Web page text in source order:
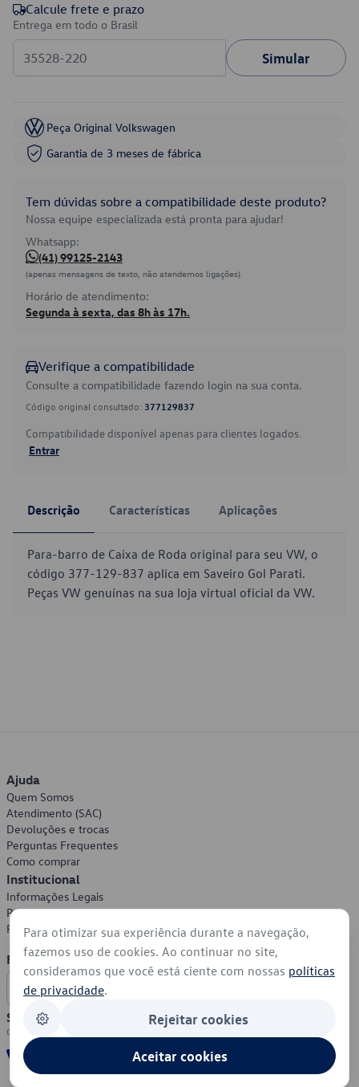
Calcule frete e prazo
Entrega em todo o Brasil
Simular
Peça Original Volkswagen
Garantia de 3 meses de fábrica
Tem dúvidas sobre a compatibilidade deste produto?
Nossa equipe especializada está pronta para ajudar!
Whatsapp:
(41) 99125-2143
(apenas mensagens de texto, não atendemos ligações)
Horário de atendimento:
Segunda à sexta, das 8h às 17h.
Verifique a compatibilidade
Consulte a compatibilidade fazendo login na sua conta.
Código original consultado: 377129837
Compatibilidade disponível apenas para clientes logados.
Entrar
Descrição Características Aplicações
Para-barro de Caixa de Roda original para seu VW, o
código 377-129-837 aplica em Saveiro Gol Parati.
Peças VW genuínas na sua loja virtual oficial da VW.
Ajuda
Quem Somos
Atendimento (SAC)
Devoluções e trocas
Perguntas Frequentes
Como comprar
Institucional
Informações Legais
Política de Privacidade
Política de Cookies
Formas de Pagamento
Segurança
Para otimizar sua experiência durante a navegação,
fazemos uso de cookies. Ao continuar no site,
consideramos que você está ciente com nossas políticas
de privacidade.
Rejeitar cookies
Aceitar cookies